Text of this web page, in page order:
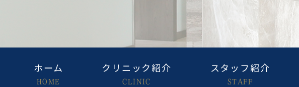
ホーム
HOME
クリニック紹介
CLINIC
スタッフ紹介
STAFF